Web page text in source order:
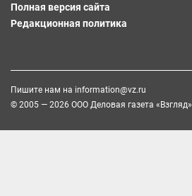
Полная версия сайта
Редакционная политика
Пишите нам на information@vz.ru
© 2005 — 2026 ООО Деловая газета «Взгляд»